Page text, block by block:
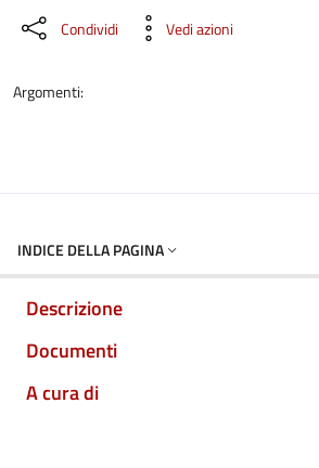
Condividi Vedi azioni
Argomenti:
INDICE DELLA PAGINA
Descrizione
Documenti
A cura di